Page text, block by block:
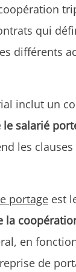
qui
différents
inclut un
salarié
les
portage est
la
en
de